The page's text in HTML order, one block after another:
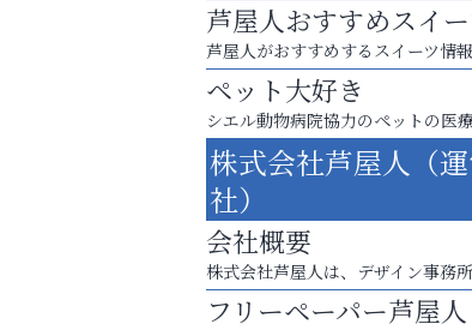
庭のお手入れから遺品整理まで
ちょっとしたお困りごともOK!
芦屋インターナショ
ール
芦屋人おすすめスイ
芦屋人がおすすめするスイーツ情報
ペット大好き
シエル動物病院協力のペットの医
株式会社芦屋人（
社）
会社概要
株式会社芦屋人は、デザイン事務
フリーペーパー芦屋人